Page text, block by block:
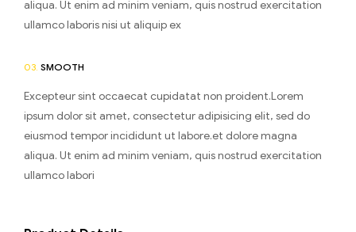
aliqua. Ut enim ad minim veniam, quis nostrud exercitation
ullamco laboris nisi ut aliquip ex
03. SMOOTH
Excepteur sint occaecat cupidatat non proident.Lorem
ipsum dolor sit amet, consectetur adipisicing elit, sed do
eiusmod tempor incididunt ut labore.et dolore magna
aliqua. Ut enim ad minim veniam, quis nostrud exercitation
ullamco labori